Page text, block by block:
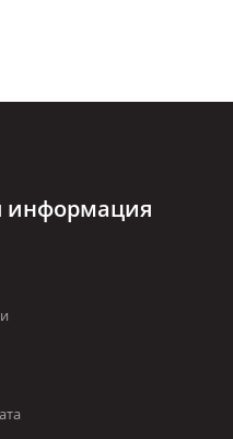
информация